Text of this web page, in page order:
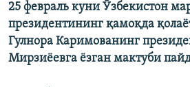
25 февраль куни Ўзбекистон
президентининг қамоқда
Гулнора Каримованинг
Мирзиëевга ëзган мактуби